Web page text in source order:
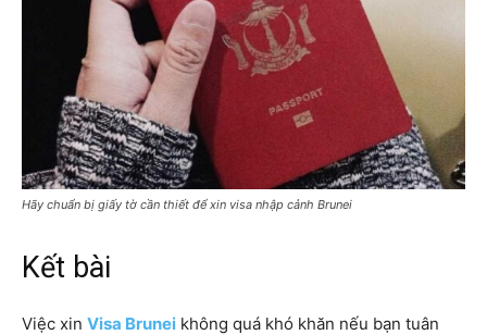
Hãy chuẩn bị giấy tờ cần thiết để xin visa nhập cảnh Brunei
Kết bài
Việc xin Visa Brunei không quá khó khăn nếu bạn tuân